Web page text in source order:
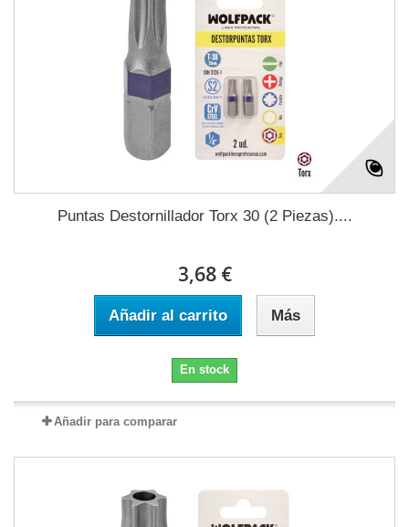
Puntas Destornillador Torx 30 (2 Piezas)....
3,68 €
Añadir al carrito Más
En stock
Añadir para comparar